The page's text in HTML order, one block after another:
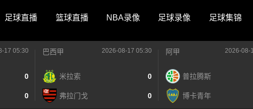
足球直播 篮球直播 NBA录像 足球录像 足球集锦
17 05:30
0
0
巴西甲 2026-08-17 05:30
米拉索 0
弗拉门戈 0
阿甲 2026-08-
普拉腾斯
博卡青年